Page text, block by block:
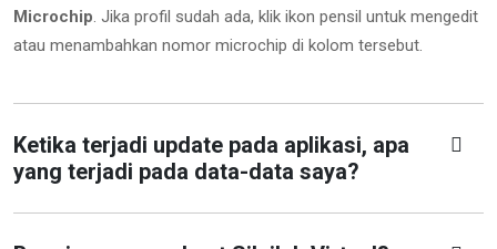
Microchip. Jika profil sudah ada, klik ikon pensil untuk mengedit
atau menambahkan nomor microchip di kolom tersebut.
Ketika terjadi update pada aplikasi, apa
yang terjadi pada data-data saya?